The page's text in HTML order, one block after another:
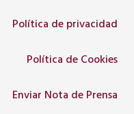
Política de privacidad
Política de Cookies
Enviar Nota de Prensa